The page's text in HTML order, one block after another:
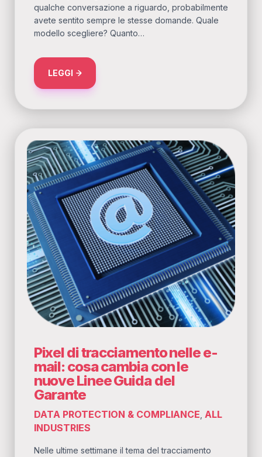
qualche conversazione a riguardo, probabilmente
avete sentito sempre le stesse domande. Quale
modello scegliere? Quanto…
LEGGIABOUT LA POTENZA È NULLA, SENZA
Pixel di tracciamento nelle e-
mail: cosa cambia con le
nuove Linee Guida del
Garante
DATA PROTECTION & COMPLIANCE ALL
INDUSTRIES
Nelle ultime settimane il tema del tracciamento